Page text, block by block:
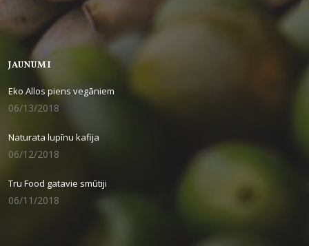
JAUNUMI
Eko Allos piens vegāniem
06/13/2018
Naturata lupīnu kafija
06/12/2018
Tru Food gatavie smūtiji
06/11/2018